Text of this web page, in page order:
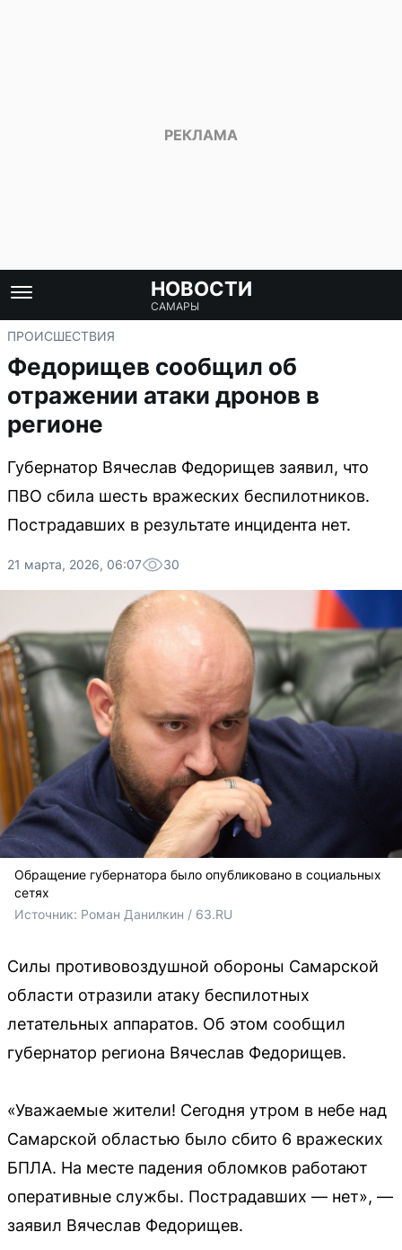
НОВОСТИ
САМАРЫ
ПРОИСШЕСТВИЯ
Федорищев сообщил об
отражении атаки дронов в
регионе
Губернатор Вячеслав Федорищев заявил, что
ПВО сбила шесть вражеских беспилотников.
Пострадавших в результате инцидента нет.
21 марта, 2026, 06:07 30
Обращение губернатора было опубликовано в социальных
сетях
Источник: Роман Данилкин / 63.RU
Силы противовоздушной обороны Самарской
области отразили атаку беспилотных
летательных аппаратов. Об этом сообщил
губернатор региона Вячеслав Федорищев.
«Уважаемые жители! Сегодня утром в небе над
Самарской областью было сбито 6 вражеских
БПЛА. На месте падения обломков работают
оперативные службы. Пострадавших — нет», —
заявил Вячеслав Федорищев.